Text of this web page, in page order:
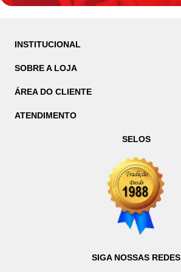
INSTITUCIONAL
SOBRE A LOJA
ÁREA DO CLIENTE
ATENDIMENTO
SELOS
SIGA NOSSAS REDES